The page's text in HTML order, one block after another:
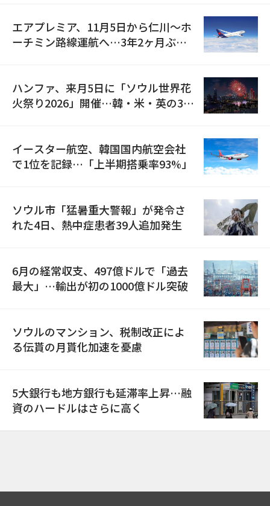
エアプレミア、11月5日から仁川〜ホ
ーチミン路線運航へ…3年2ヶ月ぶり
ハンファ、来月5日に「ソウル世界花
火祭り2026」開催…韓・米・英の3カ
イースター航空、韓国国内航空会社
で1位を記録…「上半期搭乗率93%」
ソウル市「猛暑重大警報」が発令さ
れた4日、熱中症患者39人追加発生
6月の経常収支、497億ドルで「過去
最大」…輸出が初の1000億ドル突破
ソウルのマンション、税制改正によ
る伝貰の月貰化加速を憂慮
5大銀行も地方銀行も延滞率上昇…融
資のハードルはさらに高く